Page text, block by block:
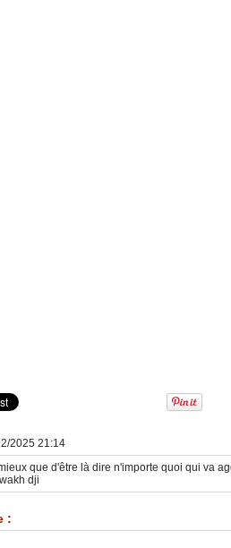
2025 21:14
que d'être là dire n'importe quoi qui va
dji
: